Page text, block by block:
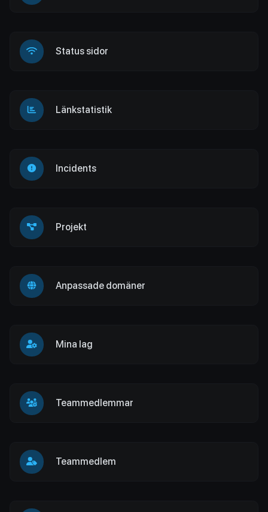
Status sidor
Länkstatistik
Incidents
Projekt
Anpassade domäner
Mina lag
Teammedlemmar
Teammedlem